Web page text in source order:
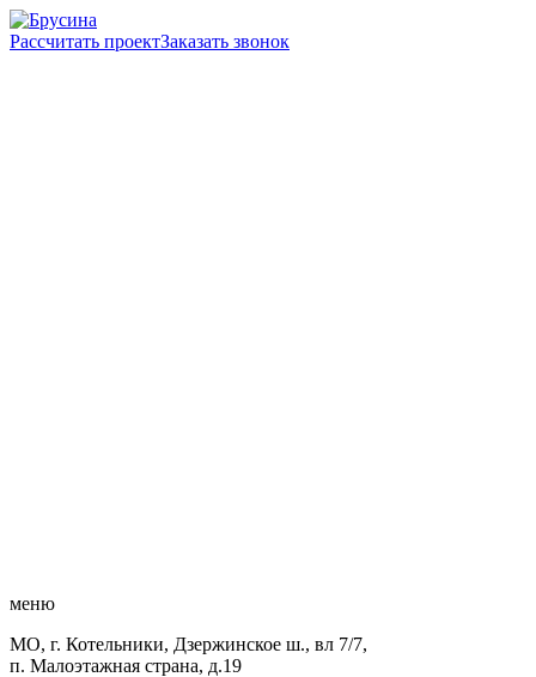
Рассчитать проектЗаказать звонок
меню
МО, г. Котельники, Дзержинское ш., вл 7/7,
п. Малоэтажная страна, д.19